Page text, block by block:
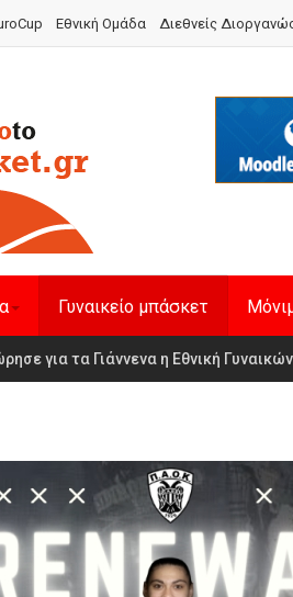
Εθνική Ομάδα Διεθνείς
Γυναικείο μπάσκετ
Καβάλας στην Women Basketball
για τα Γιάννενα η Εθνική